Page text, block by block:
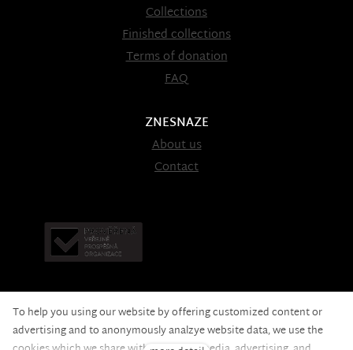
Collections
Finished collections
Terms of donation
FAQ
ZNESNAZE
About us
Contact
To help you using our website by offering customized content or
advertising and to anonymously analzye website data, we use the